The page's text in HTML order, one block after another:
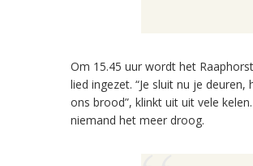
Om 15.45 uur wordt het
lied ingezet. “Je sluit nu je
ons brood”, klinkt uit uit vele
niemand het meer droog.